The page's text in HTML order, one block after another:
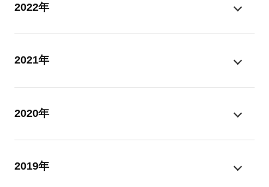
2022年
2021年
2020年
2019年